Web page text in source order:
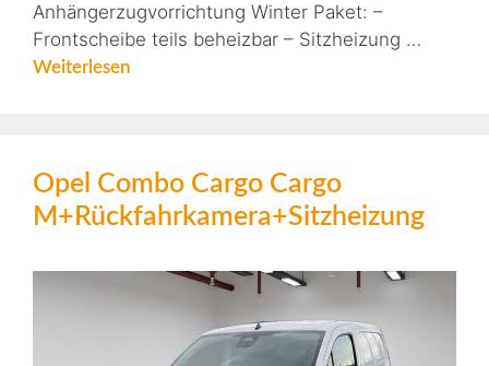
Anhängerzugvorrichtung Winter Paket: –
Frontscheibe teils beheizbar – Sitzheizung …
Weiterlesen
Opel Combo Cargo Cargo
M+Rückfahrkamera+Sitzheizung